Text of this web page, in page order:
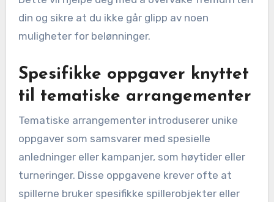
din og sikre at du ikke går glipp av noen
muligheter for belønninger.
Spesifikke oppgaver knyttet
til tematiske arrangementer
Tematiske arrangementer introduserer unike
oppgaver som samsvarer med spesielle
anledninger eller kampanjer, som høytider eller
turneringer. Disse oppgavene krever ofte at
spillerne bruker spesifikke spillerobjekter eller